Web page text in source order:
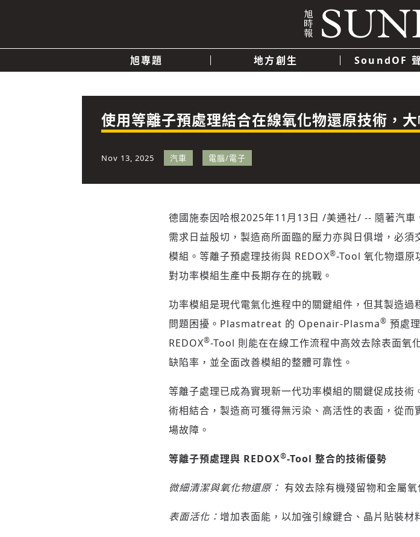
旭專題 地方創生 SoundOF
快速連結
政治 經濟 科
使用等離子預處理結合在線氧化物還原技術，
Nov 13, 2025 汽車 電腦/電子
德國施泰因哈根2025年11月13日 /美通社/ -- 隨著汽車
需求日益殷切，製造商所面臨的壓力亦與日俱增，必
模組。等離子預處理技術與 REDOX®-Tool 氧化物還原
對功率模組生產中長期存在的挑戰。
功率模組是現代電氣化進程中的關鍵組件，但其製造
問題困擾。Plasmatreat 的 Openair-Plasma® 預處
REDOX®-Tool 則能在在線工作流程中高效去除表面氧
缺陷率，並全面改善模組的整體可靠性。
等離子處理已成為實現新一代功率模組的關鍵促成技術
術相結合，製造商可獲得無污染、高活性的表面，從
場故障。
等離子預處理與 REDOX®-Tool 整合的技術優勢
微細清潔與氧化物還原： 有效去除有機殘留物和金屬
表面活化： 增加表面能，以加強引線鍵合、晶片貼裝材